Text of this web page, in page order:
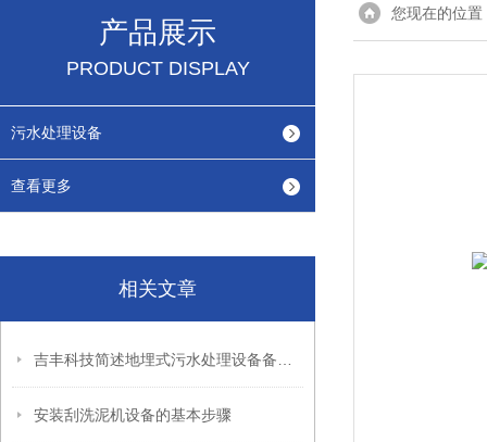
产品展示
PRODUCT DISPLAY
污水处理设备
查看更多
相关文章
安装刮洗泥机设备的基本步骤
您现在的位置